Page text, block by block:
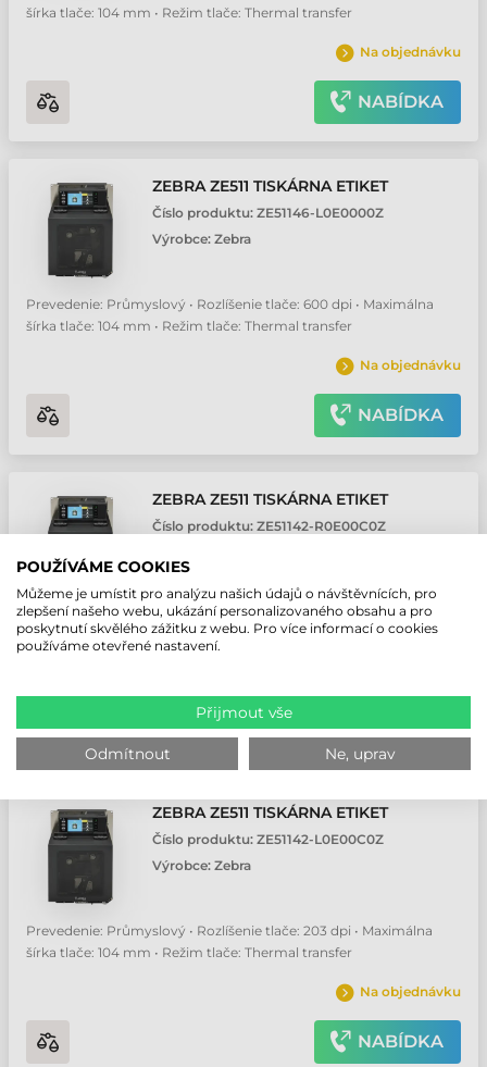
šírka tlače: 104 mm • Režim tlače: Thermal transfer
Na objednávku
NABÍDKA
ZEBRA ZE511 TISKÁRNA ETIKET
Číslo produktu: ZE51146-L0E0000Z
Výrobce: Zebra
Prevedenie: Průmyslový • Rozlíšenie tlače: 600 dpi • Maximálna
šírka tlače: 104 mm • Režim tlače: Thermal transfer
Na objednávku
NABÍDKA
ZEBRA ZE511 TISKÁRNA ETIKET
Číslo produktu: ZE51142-R0E00C0Z
Prevedenie: Průmyslový • Rozlíšenie tlače: 203 dpi • Maximálna
šírka tlače: 104 mm • Režim tlače: Thermal transfer
NABÍDKA
ZEBRA ZE511 TISKÁRNA ETIKET
Číslo produktu: ZE51142-L0E00C0Z
Výrobce: Zebra
Prevedenie: Průmyslový • Rozlíšenie tlače: 203 dpi • Maximálna
šírka tlače: 104 mm • Režim tlače: Thermal transfer
Na objednávku
NABÍDKA
POUŽÍVÁME COOKIES
Můžeme je umístit pro analýzu našich údajů o návštěvnících, pro
zlepšení našeho webu, ukázání personalizovaného obsahu a pro
poskytnutí skvělého zážitku z webu. Pro více informací o cookies
používáme otevřené nastavení.
Přijmout vše
Odmítnout Ne, uprav